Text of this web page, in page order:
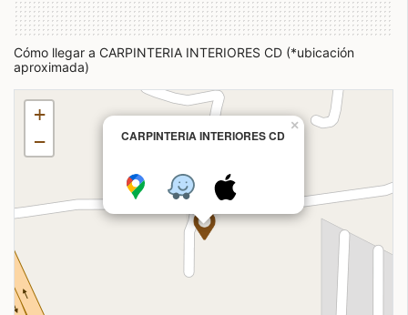
Cómo llegar a CARPINTERIA INTERIORES CD (*ubicación
aproximada)
CARPINTERIA INTERIORES CD
×
+
−